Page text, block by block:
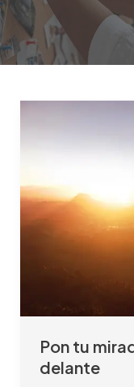
Pon tu
delante
lo
que
tienes
delante